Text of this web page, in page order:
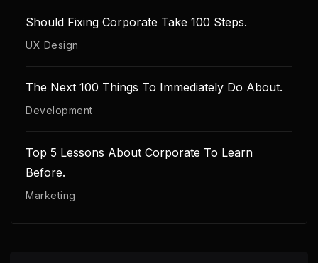
Should Fixing Corporate Take 100 Steps.
UX Design
The Next 100 Things To Immediately Do About.
Development
Top 5 Lessons About Corporate To Learn
Before.
Marketing